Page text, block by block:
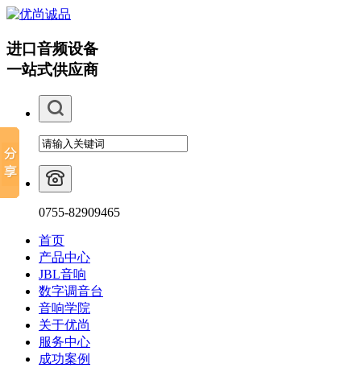
进口音频设备
一站式供应商
0755-82909465
首页
产品中心
JBL音响
数字调音台
音响学院
关于优尚
服务中心
成功案例